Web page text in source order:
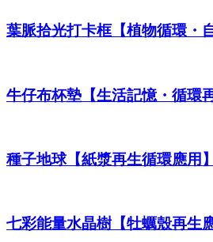
葉脈拾光打卡框【植物循環・
牛仔布杯墊【生活記憶・循環再
種子地球【紙漿再生循環應用】
七彩能量水晶樹【牡蠣殼再生應